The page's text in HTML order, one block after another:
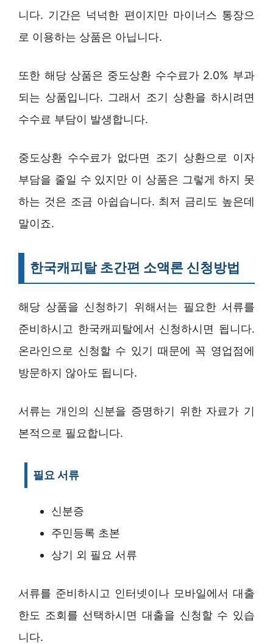
니다. 기간은 넉넉한 편이지만 마이너스 통장으
로 이용하는 상품은 아닙니다.
또한 해당 상품은 중도상환 수수료가 2.0% 부과
되는 상품입니다. 그래서 조기 상환을 하시려면
수수료 부담이 발생합니다.
중도상환 수수료가 없다면 조기 상환으로 이자
부담을 줄일 수 있지만 이 상품은 그렇게 하지 못
하는 것은 조금 아쉽습니다. 최저 금리도 높은데
말이죠.
한국캐피탈 초간편 소액론 신청방법
해당 상품을 신청하기 위해서는 필요한 서류를
준비하시고 한국캐피탈에서 신청하시면 됩니다.
온라인으로 신청할 수 있기 때문에 꼭 영업점에
방문하지 않아도 됩니다.
서류는 개인의 신분을 증명하기 위한 자료가 기
본적으로 필요합니다.
필요 서류
신분증
주민등록 초본
상기 외 필요 서류
서류를 준비하시고 인터넷이나 모바일에서 대출
한도 조회를 선택하시면 대출을 신청할 수 있습
니다.